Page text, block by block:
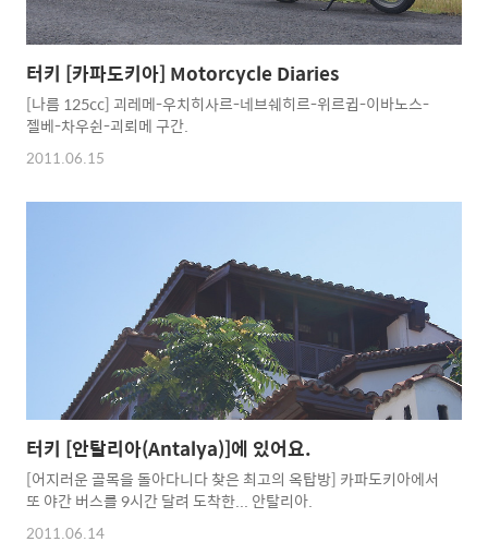
터키 [카파도키아] Motorcycle Diaries
[나름 125cc] 괴레메-우치히사르-네브쉐히르-위르귑-이바노스-
젤베-차우쉰-괴뢰메 구간.
2011.06.15
터키 [안탈리아(Antalya)]에 있어요.
[어지러운 골목을 돌아다니다 찾은 최고의 옥탑방] 카파도키아에서
또 야간 버스를 9시간 달려 도착한... 안탈리아.
2011.06.14